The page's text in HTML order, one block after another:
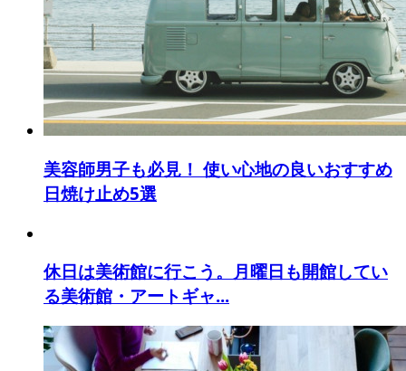
美容師男子も必見！ 使い心地の良いおすすめ
日焼け止め5選
休日は美術館に行こう。月曜日も開館してい
る美術館・アートギャ...